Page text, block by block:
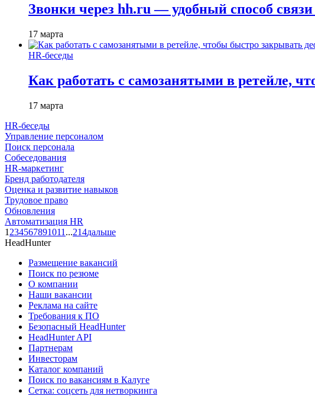
Звонки через hh.ru — удобный способ
17 марта
HR-беседы
Как работать с самозанятыми в ретейле,
17 марта
HR-беседы
Управление персоналом
Поиск персонала
Собеседования
HR-маркетинг
Бренд работодателя
Оценка и развитие навыков
Трудовое право
Обновления
Автоматизация HR
1 234567891011 ...214дальше
HeadHunter
Размещение вакансий
Поиск по резюме
О компании
Наши вакансии
Реклама на сайте
Требования к ПО
Безопасный HeadHunter
HeadHunter API
Партнерам
Инвесторам
Каталог компаний
Поиск по вакансиям в Калуге
Сетка: соцсеть для нетворкинга